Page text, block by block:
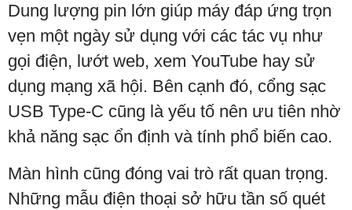
Dung lượng pin lớn giúp máy đáp ứng trọn
vẹn một ngày sử dụng với các tác vụ như
gọi điện, lướt web, xem YouTube hay sử
dụng mạng xã hội. Bên cạnh đó, cổng sạc
USB Type-C cũng là yếu tố nên ưu tiên nhờ
khả năng sạc ổn định và tính phổ biến cao.
Màn hình cũng đóng vai trò rất quan trọng.
Những mẫu điện thoại sở hữu tần số quét